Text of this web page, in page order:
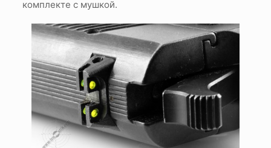
комплекте с мушкой.